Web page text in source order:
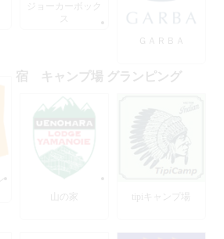
ジョーカーボック
ス
ＧＡＲＢＡ
宿 キャンプ場 グランピング
山の家 tipiキャンプ場